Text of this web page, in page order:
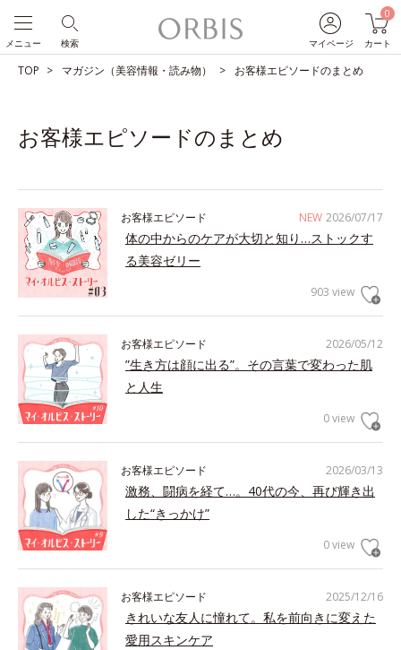
マイページ
0
カート
検索
メニュー
TOP マガジン（美容情報・読み物） お客様エピソードのまとめ
お客様エピソードのまとめ
NEW 2026/07/17
お客様エピソード
体の中からのケアが大切と知り…ストックす
る美容ゼリー
903 view
2026/05/12
お客様エピソード
”生き方は顔に出る”。その言葉で変わった肌
と人生
0 view
2026/03/13
お客様エピソード
激務、闘病を経て…。40代の今、再び輝き出
した“きっかけ”
0 view
2025/12/16
お客様エピソード
きれいな友人に憧れて。私を前向きに変えた
愛用スキンケア